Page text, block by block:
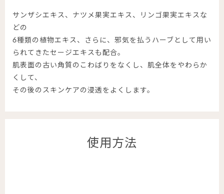
サンザシエキス、ナツメ果実エキス、リンゴ果実エキスな
どの
6種類の植物エキス、さらに、邪気を払うハーブとして用い
られてきたセージエキスも配合。
肌表面の古い角質のこわばりをなくし、肌全体をやわらか
くして、
その後のスキンケアの浸透をよくします。
使用方法